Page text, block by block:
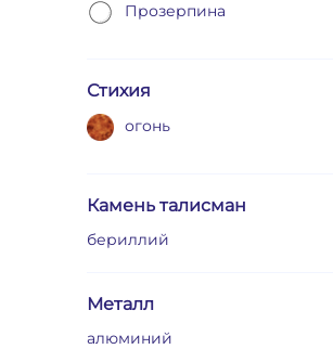
Прозерпина
Стихия
огонь
Камень талисман
бериллий
Металл
алюминий